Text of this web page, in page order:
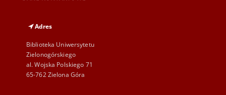
Adres
Biblioteka Uniwersytetu
Zielonogórskiego
al. Wojska Polskiego 71
65-762 Zielona Góra